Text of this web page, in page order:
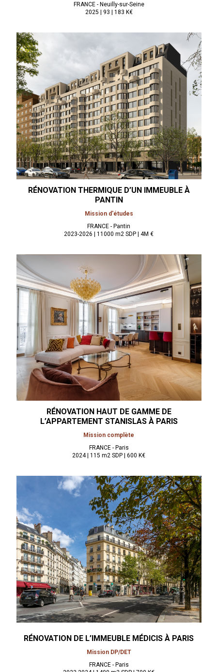
FRANCE - Neuilly-sur-Seine
2025 | 93 | 183 K€
RÉNOVATION THERMIQUE D’UN IMMEUBLE À
PANTIN
Mission d'études
FRANCE - Pantin
2023-2026 | 11000 m2 SDP | 4M €
RÉNOVATION HAUT DE GAMME DE
L’APPARTEMENT STANISLAS À PARIS
Mission complète
FRANCE - Paris
2024 | 115 m2 SDP | 600 K€
RÉNOVATION DE L’IMMEUBLE MÉDICIS À PARIS
Mission DP/DET
FRANCE - Paris